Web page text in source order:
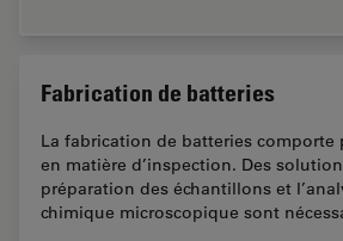
Fabrication de batteries
La fabrication de batteries comporte
en matière d’inspection. Des
préparation des échantillons et
chimique microscopique sont